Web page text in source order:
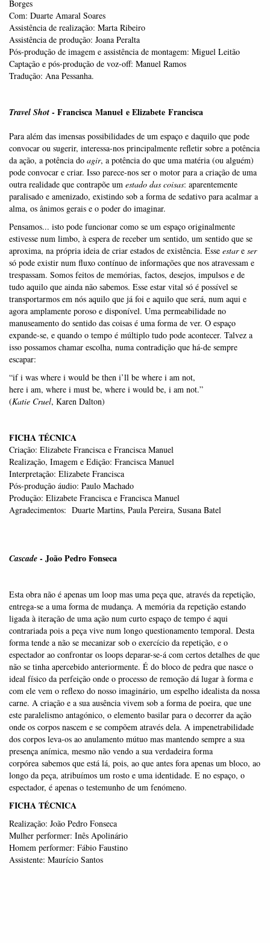
Borges
Com: Duarte Amaral Soares
Assistência de realização: Marta Ribeiro
Assistência de produção: Joana Peralta
Pós-produção de imagem e assistência de montagem: Miguel Leitão
Captação e pós-produção de voz-off: Manuel Ramos
Tradução: Ana Pessanha.
Travel Shot - Francisca Manuel e Elizabete Francisca
Para além das imensas possibilidades de um espaço e daquilo que pode
convocar ou sugerir, interessa­-nos principalmente refletir sobre a potência
da ação, a potência do agir, a potência do que uma matéria (ou alguém)
pode convocar e criar. Isso parece-­nos ser o motor para a criação de uma
outra realidade que contrapõe um estado das coisas: aparentemente
paralisado e amenizado, existindo sob a forma de sedativo para acalmar a
alma, os ânimos gerais e o poder do imaginar.
Pensamos... isto pode funcionar como se um espaço originalmente
estivesse num limbo, à espera de receber um sentido, um sentido que se
aproxima, na própria ideia de criar estados de existência. Esse estare ser
só pode existir num fluxo contínuo de informações que nos atravessam e
trespassam. Somos feitos de memórias, factos, desejos, impulsos e de
tudo aquilo que ainda não sabemos. Esse estar vital só é possível se
transportarmos em nós aquilo que já foi e aquilo que será, num aqui e
agora amplamente poroso e disponível. Uma permeabilidade no
manuseamento do sentido das coisas é uma forma de ver. O espaço
expande­-se, e quando o tempo é múltiplo tudo pode acontecer. Talvez a
isso possamos chamar escolha, numa contradição que há-­de sempre
escapar:
“if i was where i would be then i’ll be where i am not,
here i am, where i must be, where i would be, i am not.”
(Katie Cruel, Karen Dalton)
FICHA TÉCNICA
Criação: Elizabete Francisca e Francisca Manuel
Realização, Imagem e Edição: Francisca Manuel
Interpretação: Elizabete Francisca
Pós-­produção áudio: Paulo Machado
Produção: Elizabete Francisca e Francisca Manuel
Agradecimentos: Duarte Martins, Paula Pereira, Susana Batel
Cascade - João Pedro Fonseca
Esta obra não é apenas um loop mas uma peça que, através da repetição,
entrega-se a uma forma de mudança. A memória da repetição estando
ligada à iteração de uma ação num curto espaço de tempo é aqui
contrariada pois a peça vive num longo questionamento temporal. Desta
forma tende a não se mecanizar sob o exercício da repetição, e o
espectador ao confrontar os loops deparar-se-á com certos detalhes de que
não se tinha apercebido anteriormente. É do bloco de pedra que nasce o
ideal físico da perfeição onde o processo de remoção dá lugar à forma e
com ele vem o reflexo do nosso imaginário, um espelho idealista da nossa
carne. A criação e a sua ausência vivem sob a forma de poeira, que une
este paralelismo antagónico, o elemento basilar para o decorrer da ação
onde os corpos nascem e se compõem através dela. A impenetrabilidade
dos corpos leva-os ao anulamento mútuo mas mantendo sempre a sua
presença anímica, mesmo não vendo a sua verdadeira forma
corpórea sabemos que está lá, pois, ao que antes fora apenas um bloco, ao
longo da peça, atribuímos um rosto e uma identidade. E no espaço, o
espectador, é apenas o testemunho de um fenómeno.
FICHA TÉCNICA
Realização: João Pedro Fonseca
Mulher performer: Inês Apolinário
Homem performer: Fábio Faustino
Assistente: Maurício Santos